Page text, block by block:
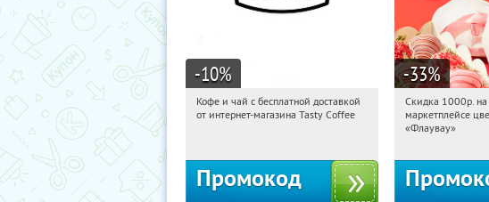
-10%
00:03:50
Получи первым!
Кофе и чай с бесплатной доставкой
от интернет-магазина Tasty Coffee
Промокод
-33%
00:03:50
Россия
Скидка 1000р. на
маркетплейсе
«Флаувау»